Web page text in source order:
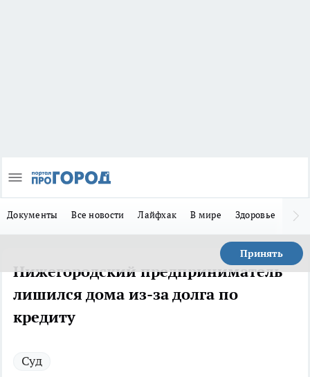
Документы Все новости Лайфхак В мире Здоровье
Принять
Нижегородский предприниматель
лишился дома из-за долга по
кредиту
Суд